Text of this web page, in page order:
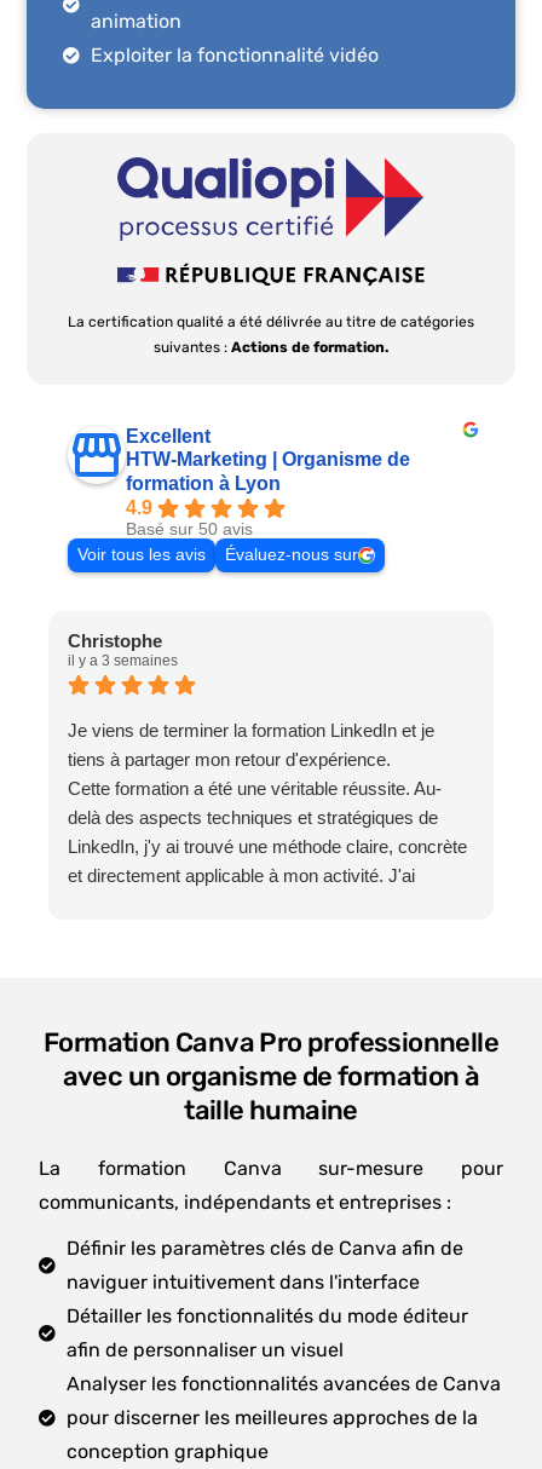
animation
Exploiter la fonctionnalité vidéo
La certification qualité a été délivrée au titre de catégories
suivantes : Actions de formation.
Excellent
HTW-Marketing | Organisme de
formation à Lyon
4.9
Basé sur 50 avis
Voir tous les avis
Évaluez-nous sur
Christophe
il y a 3 semaines
Je viens de terminer la formation LinkedIn et je
tiens à partager mon retour d'expérience.
Cette formation a été une véritable réussite. Au-
delà des aspects techniques et stratégiques de
LinkedIn, j'y ai trouvé une méthode claire, concrète
et directement applicable à mon activité. J'ai
déroulés dans une excellente ambiance,
professionnels, disponibles et toujours à l'écoute.
Cet accompagnement a largement contribué à la
Un grand merci tout particulièrement à Salomé
Lovato pour sa pédagogie, sa bienveillance et sa
su transmettre bien plus que des connaissances,
une véritable méthode de travail et une nouvelle
façon d'aborder LinkedIn.
Je recommande cette formation à toutes les
LinkedIn efficace, authentique et durable.
Merci encore à Salomé et à toute l'équipe HTW
pour cette belle expérience !
Formation Canva Pro professionnelle
avec un organisme de formation à
taille humaine
La formation Canva sur-mesure pour
communicants, indépendants et entreprises :
Définir les paramètres clés de Canva afin de
naviguer intuitivement dans l'interface
Détailler les fonctionnalités du mode éditeur
afin de personnaliser un visuel
Analyser les fonctionnalités avancées de Canva
pour discerner les meilleures approches de la
conception graphique